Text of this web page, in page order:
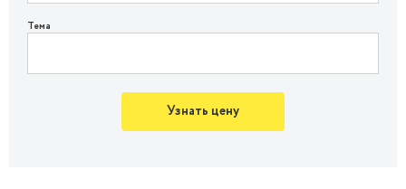
Тема
Узнать цену